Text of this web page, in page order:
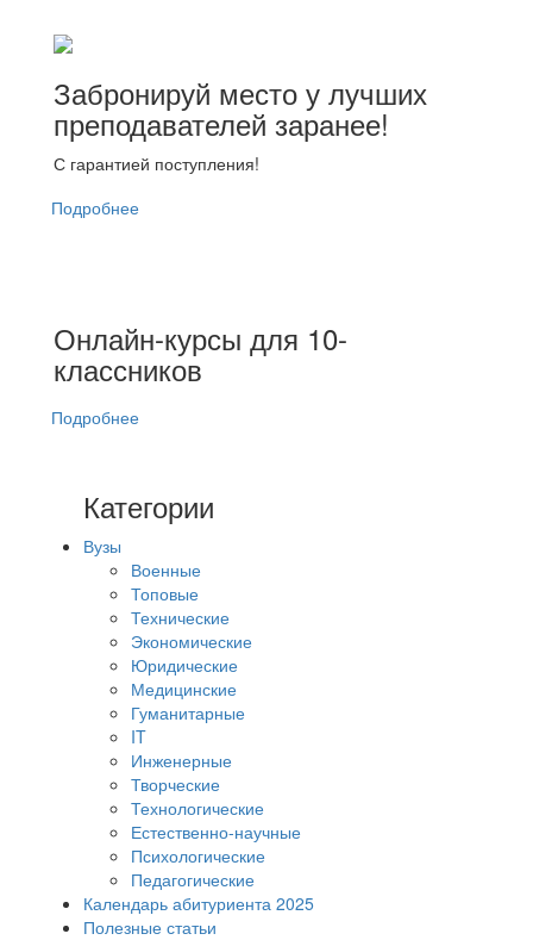
Забронируй место у лучших
преподавателей заранее!
С гарантией поступления!
Подробнее
Онлайн-курсы для 10-
классников
Подробнее
Категории
Вузы
Военные
Топовые
Технические
Экономические
Юридические
Медицинские
Гуманитарные
IT
Инженерные
Творческие
Технологические
Естественно-научные
Психологические
Педагогические
Календарь абитуриента 2025
Полезные статьи